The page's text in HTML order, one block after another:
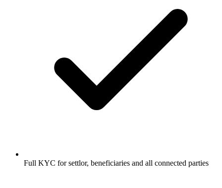
Full KYC for settlor, beneficiaries and all connected parties